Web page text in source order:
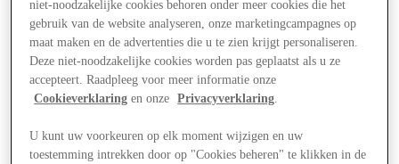
Aanbiedingen
niet-noodzakelijke cookies behoren onder meer cookies die het
gebruik van de website analyseren, onze marketingcampagnes op
maat maken en de advertenties die u te zien krijgt personaliseren.
Deze niet-noodzakelijke cookies worden pas geplaatst als u ze
accepteert. Raadpleeg voor meer informatie onze
Cookieverklaring en onze Privacyverklaring
U kunt uw voorkeuren op elk moment wijzigen en uw
toestemming intrekken door op "Cookies beheren" te klikken in de